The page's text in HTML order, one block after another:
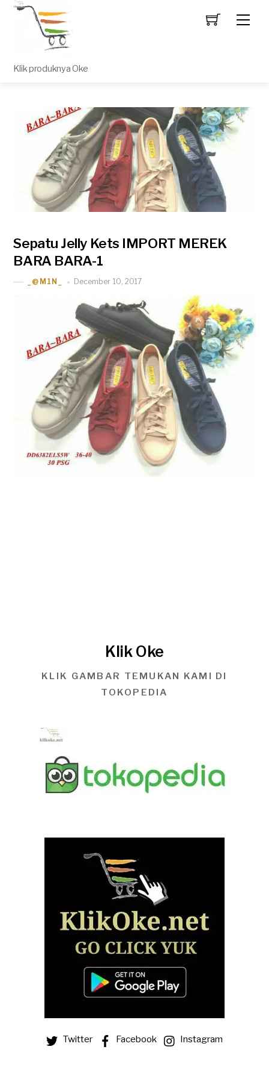
Klik produknya Oke
Sepatu Jelly Kets IMPORT MEREK
BARA BARA-1
_@M1N_ December 10, 2017
Klik Oke
KLIK GAMBAR TEMUKAN KAMI DI
TOKOPEDIA
Twitter Facebook Instagram